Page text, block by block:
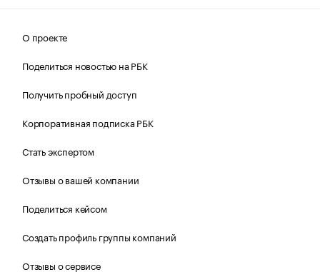
О проекте
Поделиться новостью на РБК
Получить пробный доступ
Корпоративная подписка РБК
Стать экспертом
Отзывы о вашей компании
Поделиться кейсом
Создать профиль группы компаний
Отзывы о сервисе